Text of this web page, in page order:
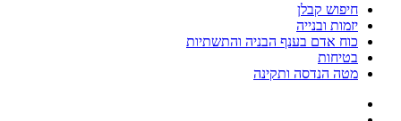
חיפוש קבלן
יזמות ובנייה
כוח אדם בענף הבניה והתשתיות
בטיחות
מטה הנדסה ותקינה